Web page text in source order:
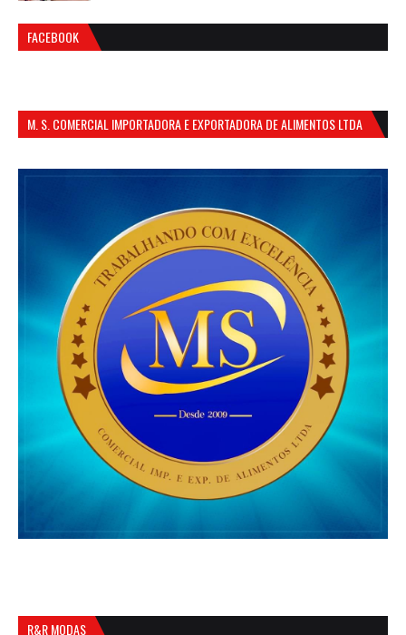
FACEBOOK
M. S. COMERCIAL IMPORTADORA E EXPORTADORA DE ALIMENTOS LTDA
R&R MODAS